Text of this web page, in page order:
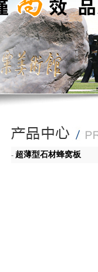
- 超薄型石材蜂窝板